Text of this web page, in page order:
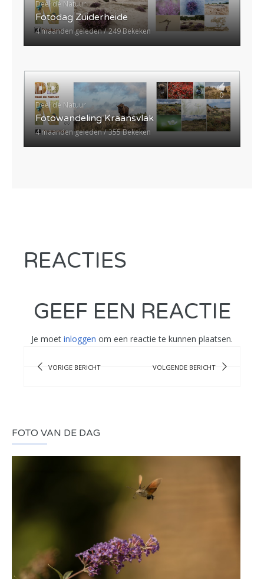
Deel de Natuur
Fotodag Zuiderheide
4 maanden geleden 249 Bekeken
0
Deel de Natuur
Fotowandeling Kraansvlak
4 maanden geleden 355 Bekeken
REACTIES
GEEF EEN REACTIE
Je moet inloggen om een reactie te kunnen plaatsen.
VORIGE BERICHT VOLGENDE BERICHT
FOTO VAN DE DAG